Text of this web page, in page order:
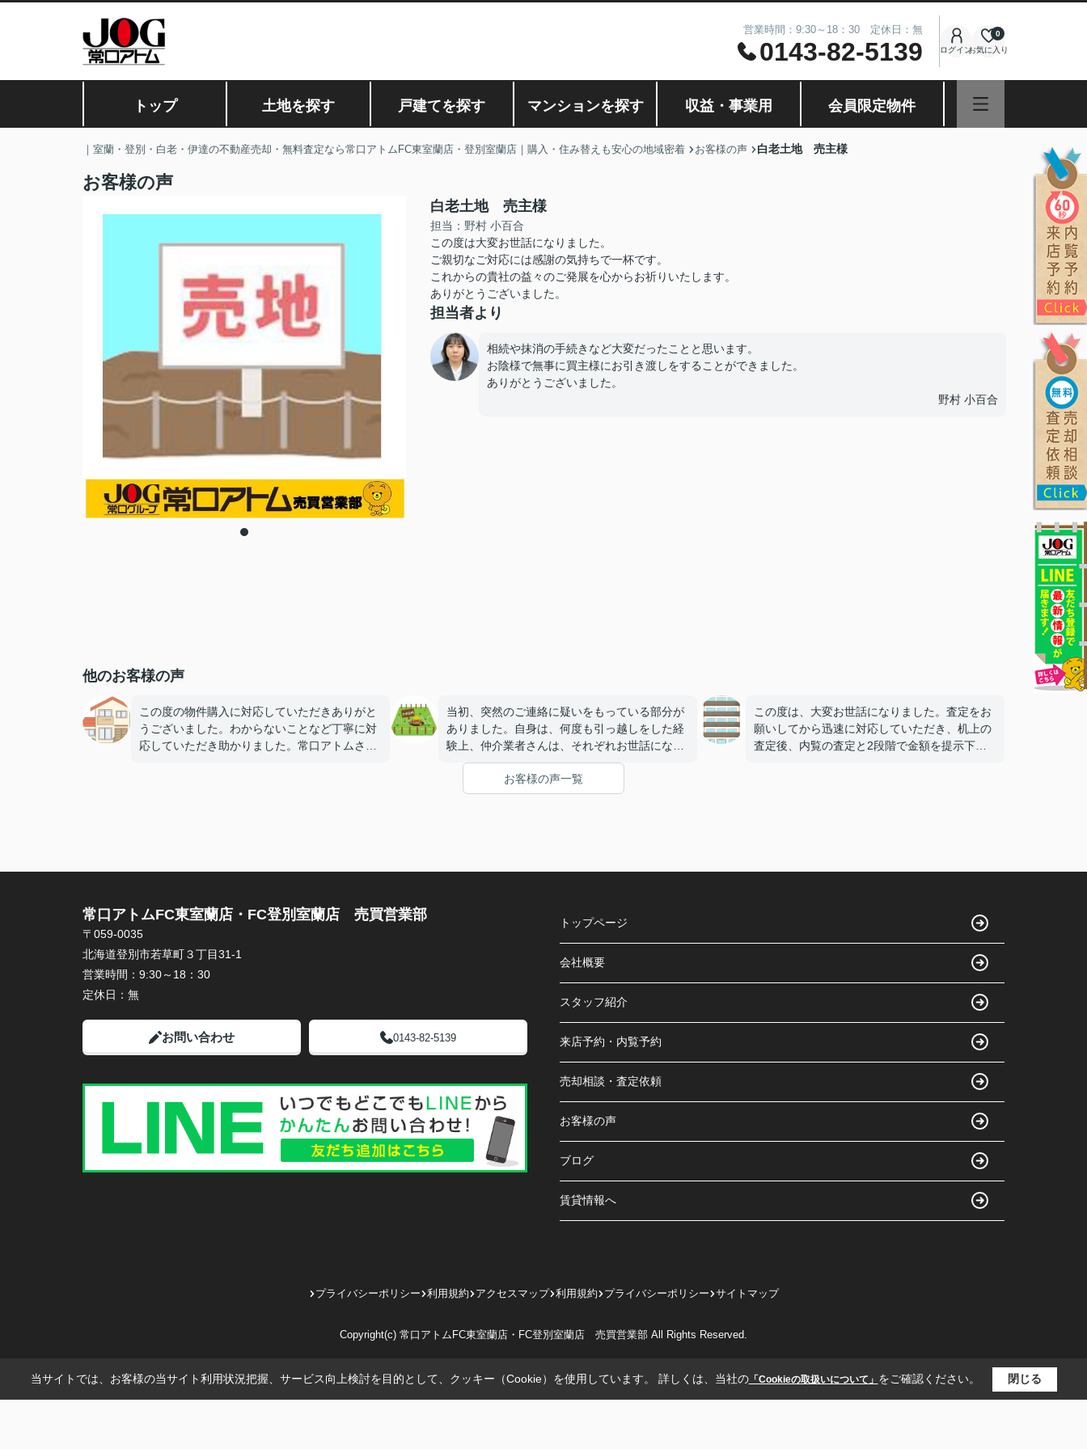
営業時間：9:30～18：30 定休日：無
0143-82-5139 ログインお気に入り
0
トップ 土地を探す 戸建てを探す マンションを探す 収益・事業用 会員限定物件
｜室蘭・登別・白老・伊達の不動産売却・無料査定なら常口アトムFC東室蘭店・登別室蘭店｜購入・住み替えも安心の地域密着 お客様の声 白老土地 売主様
お客様の声
白老土地 売主様
担当：野村 小百合
この度は大変お世話になりました。
ご親切なご対応には感謝の気持ちで一杯です。
これからの貴社の益々のご発展を心からお祈りいたします。
ありがとうございました。
担当者より
相続や抹消の手続きなど大変だったことと思います。
お陰様で無事に買主様にお引き渡しをすることができました。
ありがとうございました。
野村 小百合
他のお客様の声
この度の物件購入に対応していただきありがと
うございました。わからないことなど丁寧に対
応していただき助かりました。常口アトムさん
当初、突然のご連絡に疑いをもっている部分が
ありました。自身は、何度も引っ越しをした経
験上、仲介業者さんは、それぞれお世話になっ
ており、その中で一番対応が良かったのが常口
さんでした。そのこともありお話を進めるきっ
かけにもなりました。今回も十二分に対応して
この度は、大変お世話になりました。査定をお
願いしてから迅速に対応していただき、机上の
査定後、内覧の査定と2段階で金額を提示下さ
お客様の声一覧
常口アトムFC東室蘭店・FC登別室蘭店 売買営業部
〒059-0035
北海道登別市若草町３丁目31-1
営業時間： 9:30～18：30
定休日： 無
お問い合わせ 0143-82-5139
トップページ
会社概要
スタッフ紹介
来店予約・内覧予約
売却相談・査定依頼
お客様の声
ブログ
賃貸情報へ
プライバシーポリシー 利用規約 アクセスマップ 利用規約 プライバシーポリシー サイトマップ
Copyright(c) 常口アトムFC東室蘭店・FC登別室蘭店 売買営業部 All Rights Reserved.
当サイトでは、お客様の当サイト利用状況把握、サービス向上検討を目的として、クッキー（Cookie）を使用しています。 詳しくは、当社の「Cookieの取扱いについて」 をご確認ください。 閉じる